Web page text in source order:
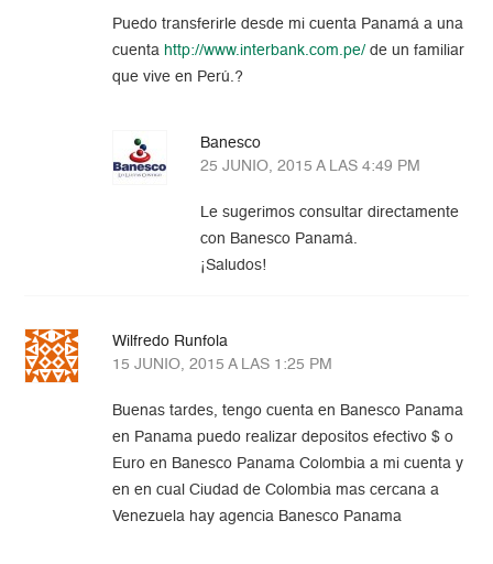
Puedo transferirle desde mi cuenta Panamá a una
cuenta http://www.interbank.com.pe/ de un familiar
que vive en Perú.?
Banesco
25 JUNIO, 2015 A LAS 4:49 PM
Le sugerimos consultar directamente
con Banesco Panamá.
¡Saludos!
Wilfredo Runfola
15 JUNIO, 2015 A LAS 1:25 PM
Buenas tardes, tengo cuenta en Banesco Panama
en Panama puedo realizar depositos efectivo $ o
Euro en Banesco Panama Colombia a mi cuenta y
en en cual Ciudad de Colombia mas cercana a
Venezuela hay agencia Banesco Panama